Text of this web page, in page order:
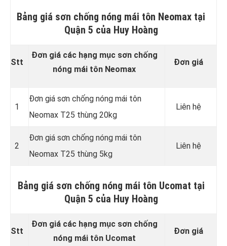
Bảng giá sơn chống nóng mái tôn Neomax tại
Quận 5 của Huy Hoàng
Stt
Đơn giá các hạng mục sơn chống
nóng mái tôn Neomax
Đơn giá
1
Đơn giá sơn chống nóng mái tôn
Neomax T25 thùng 20kg
Liên hệ
2
Đơn giá sơn chống nóng mái tôn
Neomax T25 thùng 5kg
Liên hệ
Bảng giá sơn chống nóng mái tôn Ucomat tại
Quận 5 của Huy Hoàng
Stt
Đơn giá các hạng mục sơn chống
nóng mái tôn Ucomat
Đơn giá